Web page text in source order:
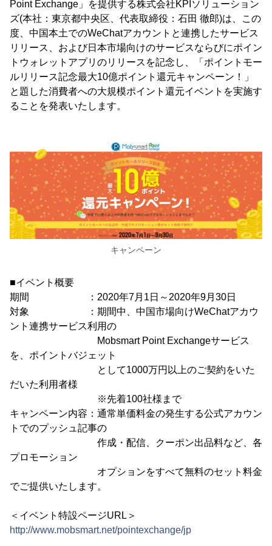
Point Exchange」を提供する株式会社KPIソリューション
ズ(本社：東京都中央区、代表取締役：石田 徹郎)は、この
度、中国本土でのWeChatアカウントと連携したサービス
リリース、および日本市場向けのサービスならびにポイン
トウォレットアプリのリリースを記念し、「ポイントモー
ルリリース記念最大10億ポイント還元キャンペーン！」
と題した消費者への大規模ポイント還元イベントを実施す
ることを発表いたします。
キャンペーン
■イベント概要
期間 ：2020年7月1日～2020年9月30日
対象 ：期間中、中国市場向けWeChatアカウ
ント連携サービス利用の
Mobsmart Point Exchangeサービス
を、ポイントバジェット
として1000万円以上のご契約をいた
だいた利用者様
※先着100社様まで
キャンペーン内容：通常単価料金の発生する公式アカウン
トでのプッシュ記事の
作成・配信、クーポン出品料など、各
プロモーション
オプションをすべて無料のセット料金
でご提供いたします。
＜イベント特設ページURL＞
http://www.mobsmart.net/pointexchange/jp